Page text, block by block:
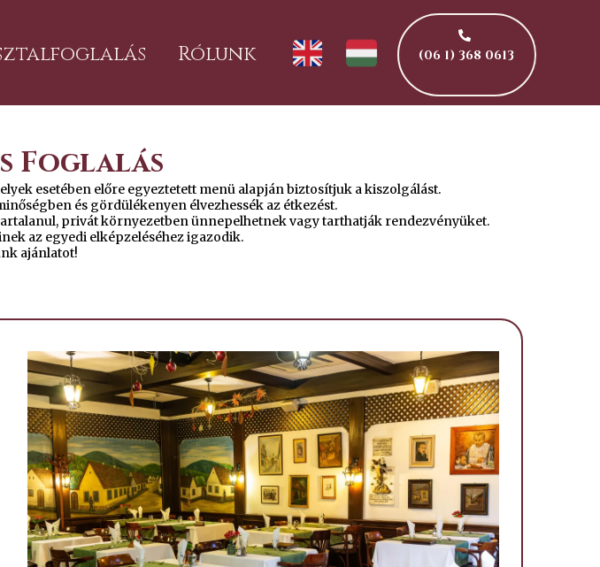
Rólunk (06 1) 368 0613
Foglalás
esetében előre egyeztetett menü alapján biztosítjuk a kiszolgálást.
és gördülékenyen élvezhessék az étkezést.
privát környezetben ünnepelhetnek vagy tarthatják rendezvényüket.
az egyedi elképzeléséhez igazodik.
ajánlatot!